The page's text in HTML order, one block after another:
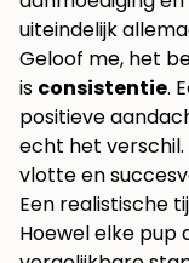
uiteindelijk
Geloof me, het
is consistentie.
positieve
echt het verschil.
vlotte en
Een realistische
Hoewel elke pup